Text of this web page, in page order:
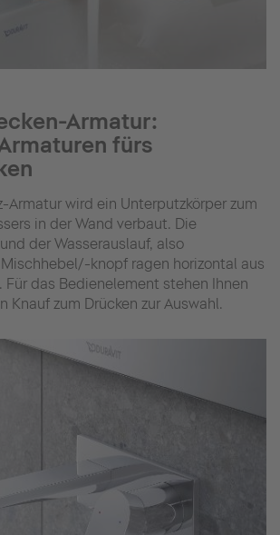
Armatur:
fürs
Armatur wird ein Unterputzkörper zum
in der Wand verbaut. Die
der Wasserauslauf, also
knopf ragen horizontal aus
Für das Bedienelement stehen Ihnen
Knauf zum Drücken zur Auswahl.